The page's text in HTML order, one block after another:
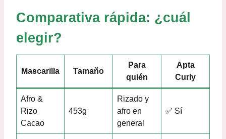
Comparativa rápida: ¿cuál
elegir?
Mascarilla Tamaño
Para
quién
Apta
Curly
Afro &
Rizo
Cacao
453g
Rizado y
afro en
general
✅ Sí